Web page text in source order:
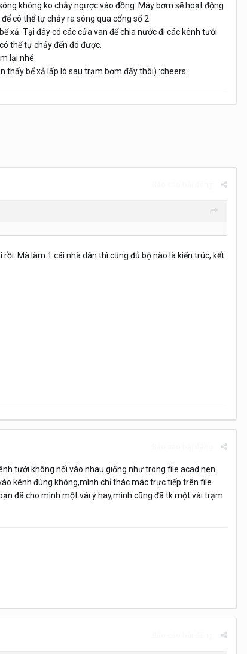
không ko chảy ngược vào đồng. Máy bơm sẽ hoạt động
có thể tự chảy ra sông qua cống số 2.
xả. Tại đây có các cửa van để chia nước đi các kênh tưới
thể tự chảy đến đó được.
lại nhé.
thấy bể xả lấp ló sau trạm bơm đấy thôi) :cheers:
Mà làm 1 cái nhà dân thì cũng đủ bộ nào là kiến trúc, kết
tưới không nối vào nhau giống như trong file acad nen
kênh đúng không,mình chỉ thác mác trực tiếp trên file
đã cho mình một vài ý hay,mình cũng đã tk một vài trạm